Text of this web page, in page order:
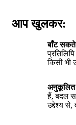
आप खुलकर:
बाँट
किसी भी
हैं, बदल
उद्देश्य से,